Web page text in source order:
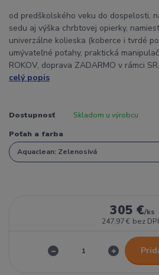
od predškolského veku do dospelosti,
sedu aj výška chrbtovej opierky,
univerzálne kolieska (koberce i tvrdé
umývateľné poťahy, praktická
ROKOV, doprava ZADARMO v rámci
celý popis
Dostupnosť Skladom u výrobcu
Poťah a farba
305 €/ks
247,97 € bez